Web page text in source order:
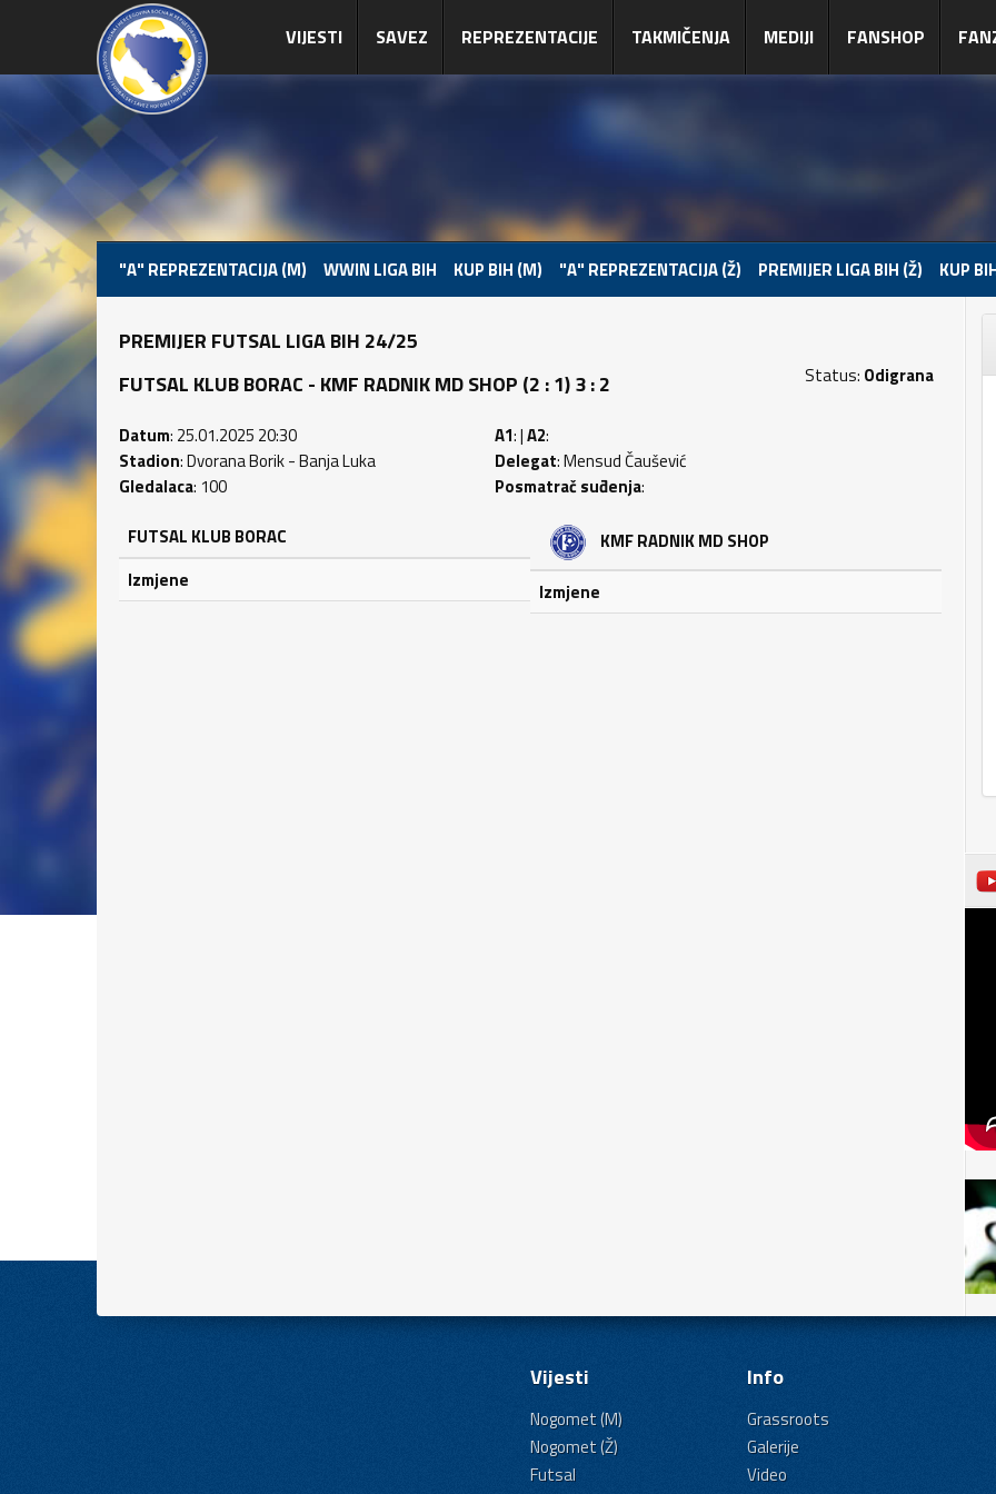
VIJESTI SAVEZ REPREZENTACIJE TAKMIČENJA MEDIJI FANSHOP
"A" REPREZENTACIJA (M) WWIN LIGA BIH KUP BIH (M) "A" REPREZENTACIJA (Ž) PREMIJER LIGA BIH (Ž) KUP
PREMIJER FUTSAL LIGA BIH 24/25
FUTSAL KLUB BORAC - KMF RADNIK MD SHOP (2 : 1) 3 : 2
Status: Odigrana
Datum: 25.01.2025 20:30
Stadion: Dvorana Borik - Banja Luka
Gledalaca: 100
A1: |A2:
Delegat: Mensud Čaušević
Posmatrač suđenja:
FUTSAL KLUB BORAC
Izmjene
KMF RADNIK MD SHOP
Izmjene
Vijesti
Nogomet (M)
Nogomet (Ž)
Futsal
Info
Grassroots
Galerije
Video